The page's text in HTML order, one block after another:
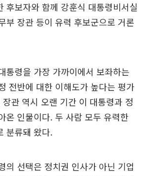
후보자와 함께 강훈식 대통령비서실
부 장관 등이 유력 후보군으로 거론
통령을 가장 가까이에서 보좌하는
전반에 대한 이해도가 높다는 평가
관 역시 오랜 기간 이 대통령과 정
온 인물이다. 두 사람 모두 유력한
분류돼 왔다.
의 선택은 정치권 인사가 아닌 기업